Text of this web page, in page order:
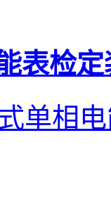
表检定
单相